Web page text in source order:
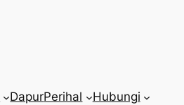
DapurPerihal Hubungi